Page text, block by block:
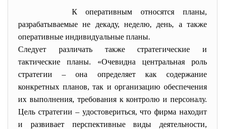
К оперативным относятся планы,
разрабатываемые не декаду, неделю, день, а также
оперативные индивидуальные планы.
Следует различать также стратегические и
тактические планы. «Очевидна центральная роль
стратегии – она определяет как содержание
конкретных планов, так и организацию обеспечения
их выполнения, требования к контролю и персоналу.
Цель стратегии – удостовериться, что фирма находит
и развивает перспективные виды деятельности,